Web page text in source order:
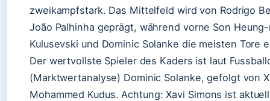
zweikampfstark. Das Mittelfeld wird von Rodrigo
João Palhinha geprägt, während vorne Son
Kulusevski und Dominic Solanke die meisten Tore
Der wertvollste Spieler des Kaders ist laut
(Marktwertanalyse) Dominic Solanke, gefolgt von
Mohammed Kudus. Achtung: Xavi Simons ist